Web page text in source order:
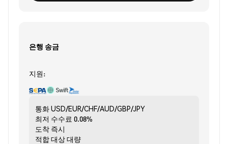
은행 송금
지원:
통화USD/EUR/CHF/AUD/GBP/JPY
최저 수수료 0.08%
도착 즉시
적합 대상대량